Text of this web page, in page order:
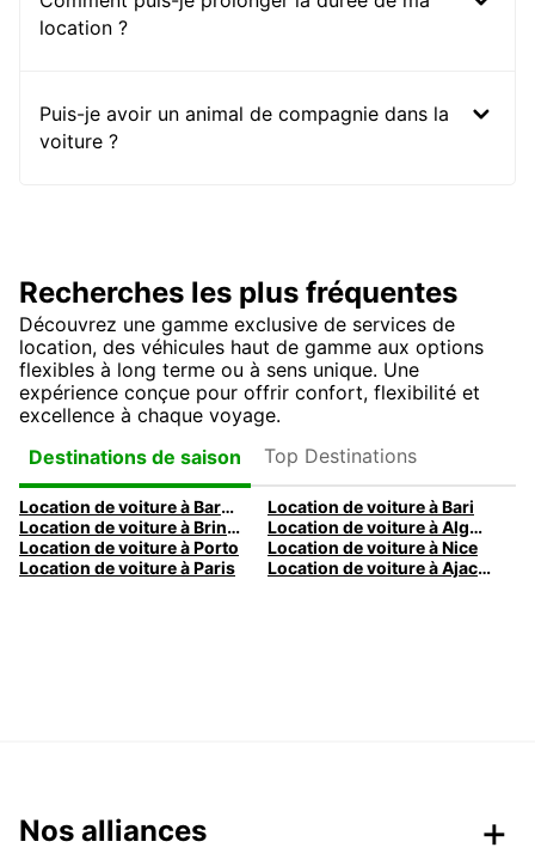
location ?
Puis-je avoir un animal de compagnie dans la
voiture ?
Recherches les plus fréquentes
Découvrez une gamme exclusive de services de
location, des véhicules haut de gamme aux options
flexibles à long terme ou à sens unique. Une
expérience conçue pour offrir confort, flexibilité et
excellence à chaque voyage.
Destinations de saison
Top Destinations
Location de voiture à Barcelone
Location de voiture à Bari
Location de voiture à Brindisi
Location de voiture à Alghero
Location de voiture à Porto
Location de voiture à Nice
Location de voiture à Paris
Location de voiture à Ajaccio
Nos alliances